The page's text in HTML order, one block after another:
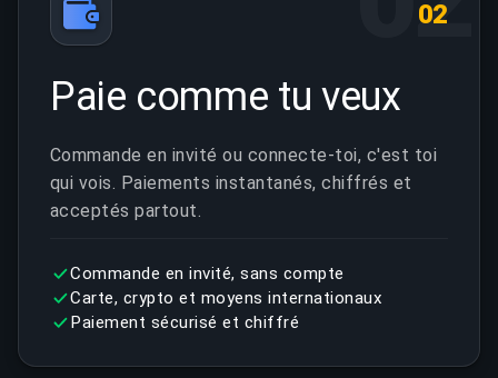
02
Paie comme tu veux
Commande en invité ou connecte-toi, c'est toi
qui vois. Paiements instantanés, chiffrés et
acceptés partout.
Commande en invité, sans compte
Carte, crypto et moyens internationaux
Paiement sécurisé et chiffré